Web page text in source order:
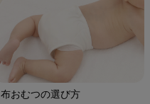
布おむつの選び方